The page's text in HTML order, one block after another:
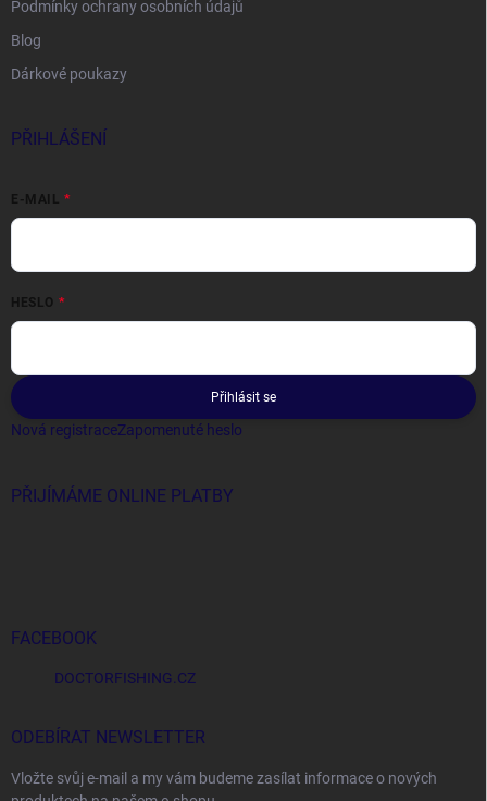
Podmínky ochrany osobních údajů
Blog
Dárkové poukazy
PŘIHLÁŠENÍ
E-MAIL
HESLO
Přihlásit se
Nová registraceZapomenuté heslo
PŘIJÍMÁME ONLINE PLATBY
FACEBOOK
DOCTORFISHING.CZ
ODEBÍRAT NEWSLETTER
Vložte svůj e-mail a my vám budeme zasílat informace o nových